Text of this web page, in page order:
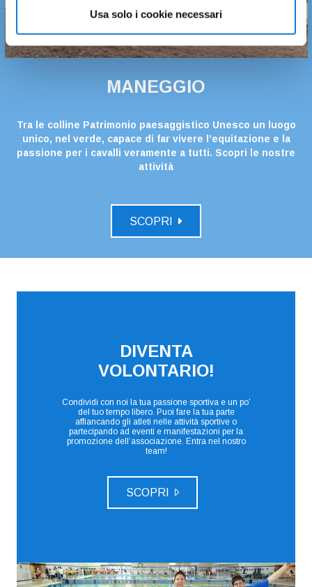
Usa solo i cookie necessari
MANEGGIO
Tra le colline Patrimonio paesaggistico Unesco un luogo
unico, nel verde, capace di far vivere l’equitazione e la
passione per i cavalli veramente a tutti. Scopri le nostre
attività
SCOPRI
DIVENTA
VOLONTARIO!
Condividi con noi la tua passione sportiva e un po’
del tuo tempo libero. Puoi fare la tua parte
affiancando gli atleti nelle attività sportive o
partecipando ad eventi e manifestazioni per la
promozione dell’associazione. Entra nel nostro
team!
SCOPRI